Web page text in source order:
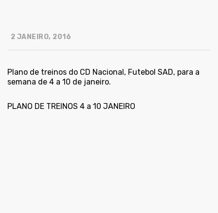
2 JANEIRO, 2016
Plano de treinos do CD Nacional, Futebol SAD, para a
semana de 4 a 10 de janeiro.
PLANO DE TREINOS 4 a 10 JANEIRO